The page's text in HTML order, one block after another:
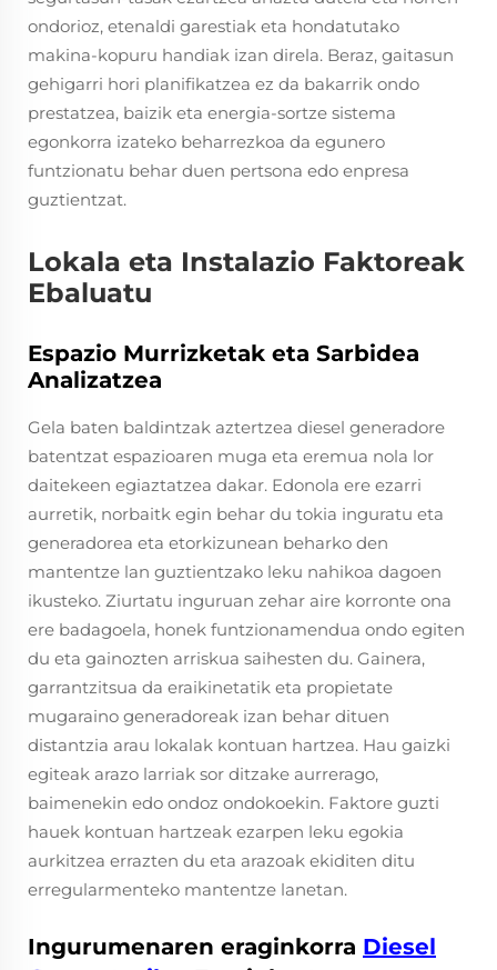
ondorioz, etenaldi garestiak eta hondatutako
makina-kopuru handiak izan direla. Beraz, gaitasun
gehigarri hori planifikatzea ez da bakarrik ondo
prestatzea, baizik eta energia-sortze sistema
egonkorra izateko beharrezkoa da egunero
funtzionatu behar duen pertsona edo enpresa
guztientzat.
Lokala eta Instalazio Faktoreak
Ebaluatu
Espazio Murrizketak eta Sarbidea
Analizatzea
Gela baten baldintzak aztertzea diesel generadore
batentzat espazioaren muga eta eremua nola lor
daitekeen egiaztatzea dakar. Edonola ere ezarri
aurretik, norbaitk egin behar du tokia inguratu eta
generadorea eta etorkizunean beharko den
mantentze lan guztientzako leku nahikoa dagoen
ikusteko. Ziurtatu inguruan zehar aire korronte ona
ere badagoela, honek funtzionamendua ondo egiten
du eta gainozten arriskua saihesten du. Gainera,
garrantzitsua da eraikinetatik eta propietate
mugaraino generadoreak izan behar dituen
distantzia arau lokalak kontuan hartzea. Hau gaizki
egiteak arazo larriak sor ditzake aurrerago,
baimenekin edo ondoz ondokoekin. Faktore guzti
hauek kontuan hartzeak ezarpen leku egokia
aurkitzea errazten du eta arazoak ekiditen ditu
erregularmenteko mantentze lanetan.
Ingurumenaren eraginkorra Diesel